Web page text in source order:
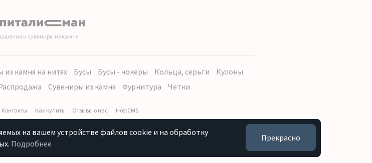
и сувениры из камня
из камня на нитях Бусы Бусы - чокеры Кольца, серьги
Кулоны
Сувениры из камня Фурнитура Четки
Контакты Как купить Отзывы о нас HostCMS
на вашем устройстве файлов cookie и на обработку
Подробнее
Прекрасно